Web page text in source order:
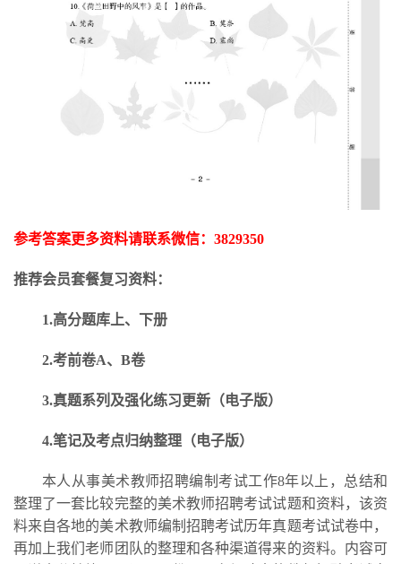
参考答案更多资料请联系微信： 3829350
推荐会员套餐复习资料：
1.高分题库上、下册
2.考前卷A、B卷
3.真题系列及强化练习更新 （电子版）
4.笔记及考点归纳整理（电子版）
本人从事美术教师招聘编制考试工作8年以上，总结和
整理了一套比较完整的美术教师招聘考试试题和资料，该资
料来自各地的美术教师编制招聘考试历年真题考试试卷中，
再加上我们老师团队的整理和各种渠道得来的资料。内容可